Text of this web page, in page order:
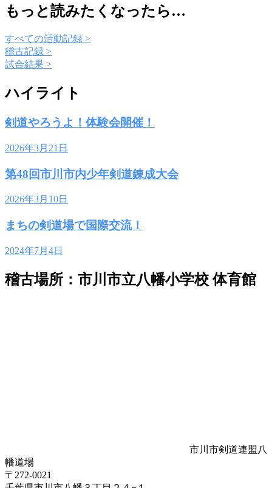
もっと読みたくなったら…
すべての活動記録 >
稽古記録 >
試合結果 >
ハイライト
剣道やろうよ！体験会開催！
2026年3月21日
第48回市川市内少年剣道錬成大会
2026年3月10日
まちの剣道場で国際交流！
2024年7月4日
稽古場所：市川市立八幡小学校 体育館
市川市剣道連盟八
幡道場
〒272-0021